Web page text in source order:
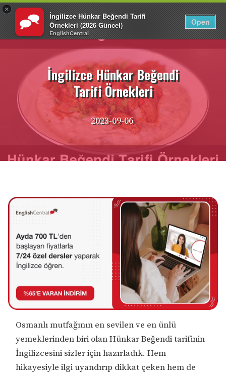
×
İngilizce Hünkar Beğendi Tarifi
Örnekleri (2026 Güncel)
EnglishCentral
Open
Giriş Yap TR
İçeriğe
İngilizce Hünkar Beğendi
Tarifi Örnekleri
2023-09-06
Osmanlı mutfağının en sevilen ve en ünlü
yemeklerinden biri olan Hünkar Beğendi tarifinin
İngilizcesini sizler için hazırladık. Hem
hikayesiyle ilgi uyandırıp dikkat çeken hem de